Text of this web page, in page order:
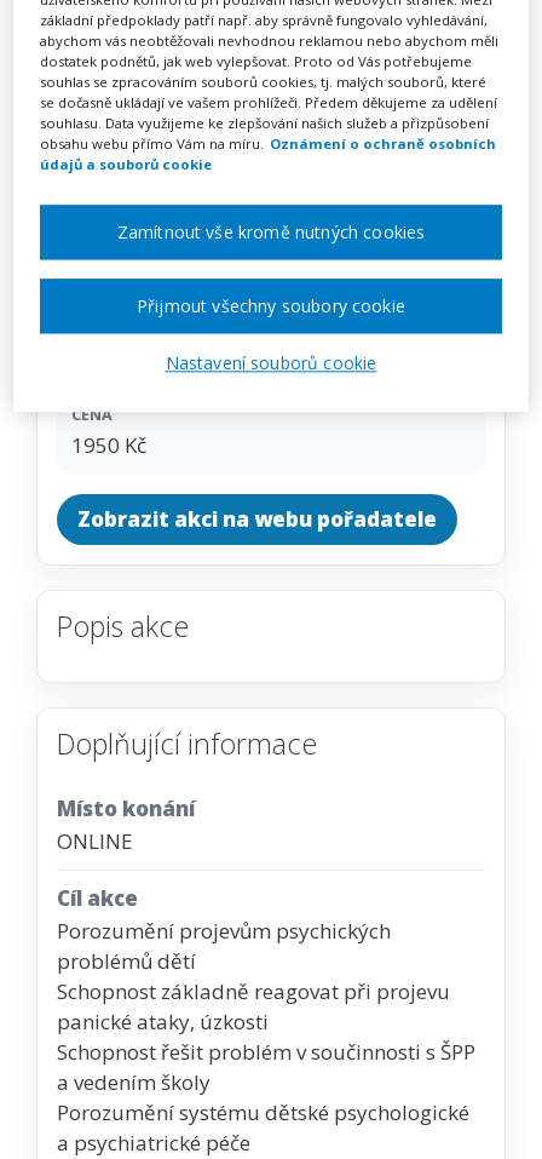
Psychické problémy dětí v
současné škole (webinář)
PořádáZřetel, s.r.o.
CENA
1950 Kč
Zobrazit akci na webu pořadatele
Popis akce
Doplňující informace
Místo konání
ONLINE
Cíl akce
Porozumění projevům psychických
problémů dětí
Schopnost základně reagovat při projevu
panické ataky, úzkosti
Schopnost řešit problém v součinnosti s ŠPP
a vedením školy
Porozumění systému dětské psychologické
a psychiatrické péče
základní předpoklady patří např. aby správně fungovalo vyhledávání,
abychom vás neobtěžovali nevhodnou reklamou nebo abychom měli
dostatek podnětů, jak web vylepšovat. Proto od Vás potřebujeme
souhlas se zpracováním souborů cookies, tj. malých souborů, které
se dočasně ukládají ve vašem prohlížeči. Předem děkujeme za udělení
souhlasu. Data využijeme ke zlepšování našich služeb a přizpůsobení
obsahu webu přímo Vám na míru.
Oznámení o ochraně osobních
údajů a souborů cookie
Nastavení souborů cookie
Zamítnout vše kromě nutných cookies
Přijmout všechny soubory cookie